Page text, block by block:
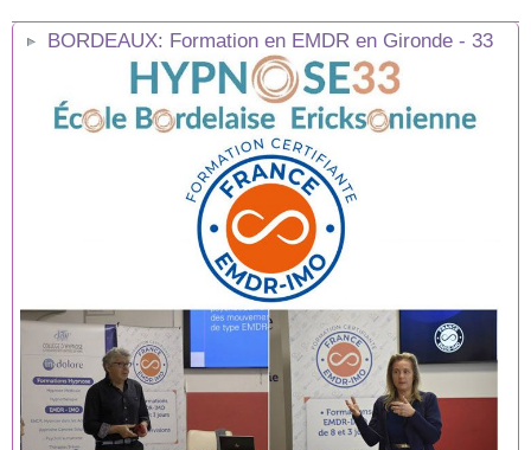
BORDEAUX: Formation en EMDR en Gironde - 33